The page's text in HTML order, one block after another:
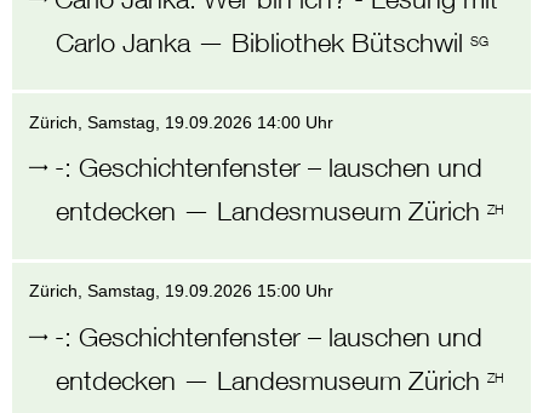
Carlo Janka— Bibliothek Bütschwil SG
Zürich , Samstag, 19.09.2026 14:00 Uhr
-:Geschichtenfenster – lauschen und
entdecken — Landesmuseum Zürich ZH
Zürich , Samstag, 19.09.2026 15:00 Uhr
-:Geschichtenfenster – lauschen und
entdecken — Landesmuseum Zürich ZH